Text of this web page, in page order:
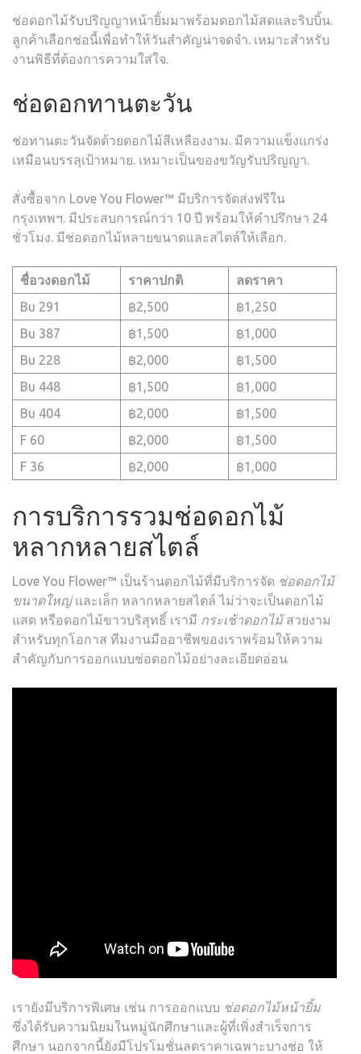
ช่อดอกไม้รับปริญญาหน้ายิ้มมาพร้อมดอกไม้สดและริบบิ้น.
ลูกค้าเลือกช่อนี้เพื่อทำให้วันสำคัญน่าจดจำ. เหมาะสำหรับ
งานพิธีที่ต้องการความใส่ใจ.
ช่อดอกทานตะวัน
ช่อทานตะวันจัดด้วยดอกไม้สีเหลืองงาม. มีความแข็งแกร่ง
เหมือนบรรลุเป้าหมาย. เหมาะเป็นของขวัญรับปริญญา.
สั่งซื้อจาก Love You Flower™ มีบริการจัดส่งฟรีใน
กรุงเทพฯ. มีประสบการณ์กว่า 10 ปี พร้อมให้คำปรึกษา 24
ชั่วโมง. มีช่อดอกไม้หลายขนาดและสไตล์ให้เลือก.
ชื่อวงดอกไม้ ราคาปกติ
ลดราคา
Bu 291
฿2,500
฿1,250
Bu 387
฿1,500
฿1,000
Bu 228
฿2,000
฿1,500
Bu 448
฿1,500
฿1,000
Bu 404
฿2,000
฿1,500
F 60
฿2,000
฿1,500
F 36
฿2,000 ฿1,000
การบริการรวมช่อดอกไม้
หลากหลายสไตล์
Love You Flower™ เป็นร้านดอกไม้ที่มีบริการจัด ช่อดอกไม้
ขนาดใหญ่และเล็ก หลากหลายสไตล์ ไม่ว่าจะเป็นดอกไม้
แสด หรือดอกไม้ขาวบริสุทธิ์ เรามี กระเช้าดอกไม้สวยงาม
สำหรับทุกโอกาส ทีมงานมืออาชีพของเราพร้อมให้ความ
สำคัญกับการออกแบบช่อดอกไม้อย่างละเอียดอ่อน
เรายังมีบริการพิเศษ เช่น การออกแบบ ช่อดอกไม้หน้ายิ้ม
ซึ่งได้รับความนิยมในหมู่นักศึกษาและผู้ที่เพิ่งสำเร็จการ
ศึกษา นอกจากนี้ยังมีโปรโมชั่นลดราคาเฉพาะบางช่อ ให้